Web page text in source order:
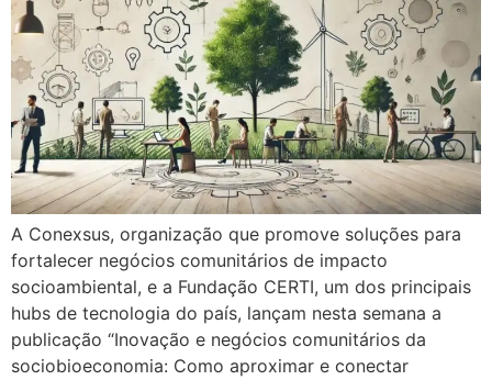
A Conexsus, organização que promove soluções para
fortalecer negócios comunitários de impacto
socioambiental, e a Fundação CERTI, um dos principais
hubs de tecnologia do país, lançam nesta semana a
publicação “Inovação e negócios comunitários da
sociobioeconomia: Como aproximar e conectar